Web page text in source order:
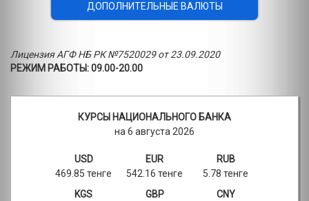
ДОПОЛНИТЕЛЬНЫЕ ВАЛЮТЫ
Лицензия АГФ НБ РК №7520029 от 23.09.2020
РЕЖИМ РАБОТЫ: 09.00-20.00
КУРСЫ НАЦИОНАЛЬНОГО БАНКА
на 6 августа 2026
USD
469.85 тенге
EUR
542.16 тенге
RUB
5.78 тенге
KGS
GBP
CNY